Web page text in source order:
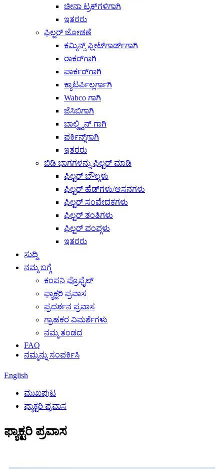
ಚೀನಾ ಟ್ರಕ್‌ಗಳಿಗಾಗಿ
ಇತರರು
ಫಿಲ್ಟರ್ ಜೋಡಣೆ
ಕಮ್ಮಿನ್ಸ್ ಫ್ಲೀಟ್‌ಗಾರ್ಡ್‌ಗಾಗಿ
ರಾಕರ್‌ಗಾಗಿ
ಪಾರ್ಕರ್‌ಗಾಗಿ
ಕ್ಯಾಟರ್ಪಿಲ್ಲರ್ಗಾಗಿ
Wabco ಗಾಗಿ
ಜೆಸಿಬಿಗಾಗಿ
ಬಾಲ್ಡ್ವಿನ್ ಗಾಗಿ
ಪರ್ಕಿನ್ಸ್‌ಗಾಗಿ
ಇತರರು
ಬಿಡಿ ಭಾಗಗಳನ್ನು ಫಿಲ್ಟರ್ ಮಾಡಿ
ಫಿಲ್ಟರ್ ಬೌಲ್ಗಳು
ಫಿಲ್ಟರ್ ಹೆಡ್‌ಗಳು/ಆಸನಗಳು
ಫಿಲ್ಟರ್ ಸಂವೇದಕಗಳು
ಫಿಲ್ಟರ್ ತಂತಿಗಳು
ಫಿಲ್ಟರ್ ಪಂಪ್ಗಳು
ಇತರರು
ಸುದ್ದಿ
ನಮ್ಮ ಬಗ್ಗೆ
ಕಂಪನಿ ಪ್ರೊಫೈಲ್
ಫ್ಯಾಕ್ಟರಿ ಪ್ರವಾಸ
ಪ್ರದರ್ಶನ ಪ್ರವಾಸ
ಗ್ರಾಹಕರ ವಿಮರ್ಶೆಗಳು
ನಮ್ಮ ತಂಡದ
FAQ
ನಮ್ಮನ್ನು ಸಂಪರ್ಕಿಸಿ
English
ಮುಖಪುಟ
ಫ್ಯಾಕ್ಟರಿ ಪ್ರವಾಸ
ಫ್ಯಾಕ್ಟರಿ ಪ್ರವಾಸ